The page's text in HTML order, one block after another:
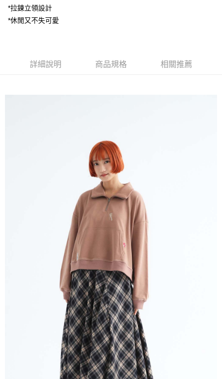
街口支付
相關說明
１．於結帳方式選擇「AFTEE先享後付」後，將跳轉至「AFTEE先享後付」
結帳頁面，進行簡訊認證並確認金額後，即可完成結帳。
２．訂單成立數日內，您將收到繳費通知簡訊。
３．收到繳費通知簡訊後14天內，點擊此簡訊中的連結，可透過四大超商／
ATM／網路銀行／等多元方式進行付款，方視為交易完成。
※ 請注意：結帳手續完成當下不需立刻繳費，但若您需要取消訂單，請聯絡
購買商品的店家。未經商家同意取消之訂單仍視為有效，需透過AFTEE先享
※ 交易是否成功請以「AFTEE先享後付 」之結帳頁面顯示為準，若有關於
是否繳費成功／繳費後需取消欲退款等相關疑問，請聯繫「AFTEE先享後付
https://netprotections.freshdesk.com/support/home
１．透過由恩沛科技股份有限公司提供之「AFTEE先享後付」服務完成之交
易，需依本服務之必要範圍內提供個人資料，並將交易相關給付款項請求債
權轉讓予恩沛科技股份有限公司。
２．關於個人資料處理事宜，請瀏覽以下網址：
https://aftee.tw/terms/#terms3
３．未成年的使用者請事先徵得法定代理人或監護人之同意方可使用
「AFTEE先享後付」，若未經同意申辦者引起之損失，本公司不負相關責
４．使用「AFTEE先享後付」時，將依據個別帳號之用戶狀況，依本公司即
時審查核予不同之上限額度；若仍有額度不足之情形，本公司將視審查結果
請求用戶進行身份認證。
５．嚴禁一人註冊多個帳號或使用他人資訊註冊。若發現惡意使用之情形，
恩沛科技股份有限公司將有權停止該用戶之使用額度並採取法律行動。
每筆NT$80，滿NT$1,200(含以上)免運費
每筆NT$80，滿NT$1,200(含以上)免運費
*拉鍊立領設計
*休閒又不失可愛
詳細說明 商品規格 相關推薦